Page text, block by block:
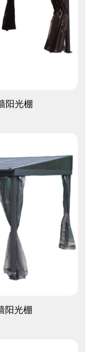
阳光棚
阳光棚